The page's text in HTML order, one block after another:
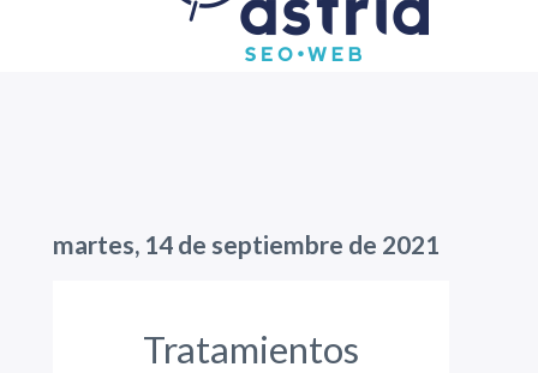
martes, 14 de septiembre de 2021
Tratamientos